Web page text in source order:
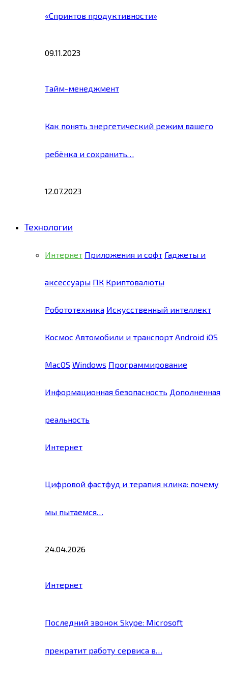
«Спринтов продуктивности»
09.11.2023
Тайм-менеджмент
Как понять энергетический режим вашего
ребёнка и сохранить…
12.07.2023
Технологии
Интернет Приложения и софт Гаджеты и
аксессуары ПК Криптовалюты
Робототехника Искусственный интеллект
Космос Автомобили и транспорт Android iOS
MacOS Windows Программирование
Информационная безопасность Дополненная
реальность
Интернет
Цифровой фастфуд и терапия клика: почему
мы пытаемся…
24.04.2026
Интернет
Последний звонок Skype: Microsoft
прекратит работу сервиса в…